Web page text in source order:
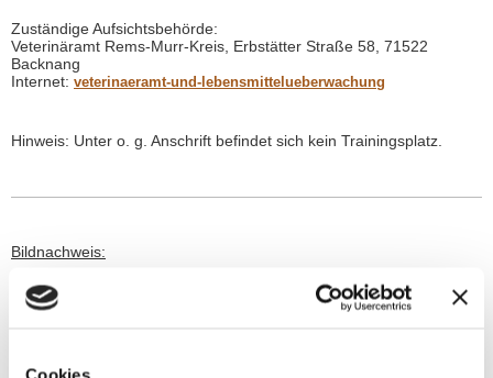
Zuständige Aufsichtsbehörde:
Veterinäramt Rems-Murr-Kreis, Erbstätter Straße 58, 71522
Backnang
Internet: veterinaeramt-und-lebensmittelueberwachung
Hinweis: Unter o. g. Anschrift befindet sich kein Trainingsplatz.
Bildnachweis:
©muro/fotolia.com; ©Viorel Sima/fotolia.com;
©Quasarphoto/fotolia.com; ©Art_man/fotolia.com; ©Eric